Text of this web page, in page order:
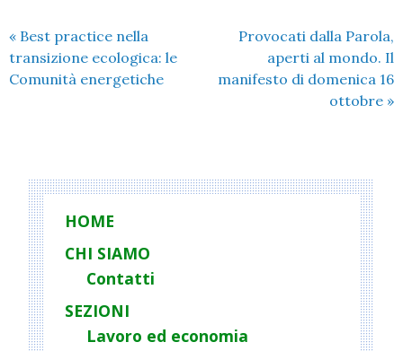
« Best practice nella
transizione ecologica: le
Comunità energetiche
Provocati dalla Parola,
aperti al mondo. Il
manifesto di domenica 16
ottobre »
HOME
CHI SIAMO
Contatti
SEZIONI
Lavoro ed economia